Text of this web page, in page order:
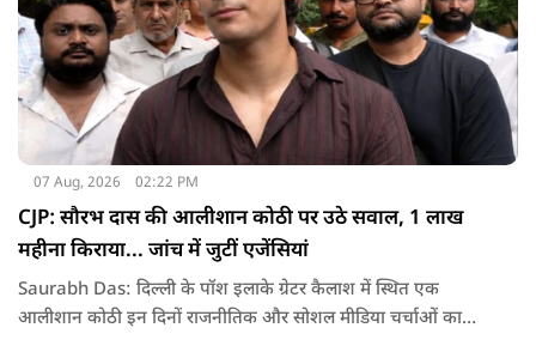
07 Aug, 2026 02:22 PM
CJP: सौरभ दास की आलीशान कोठी पर उठे सवाल, 1 लाख
महीना किराया... जांच में जुटीं एजेंसियां
Saurabh Das: दिल्ली के पॉश इलाके ग्रेटर कैलाश में स्थित एक
आलीशान कोठी इन दिनों राजनीतिक और सोशल मीडिया चर्चाओं का